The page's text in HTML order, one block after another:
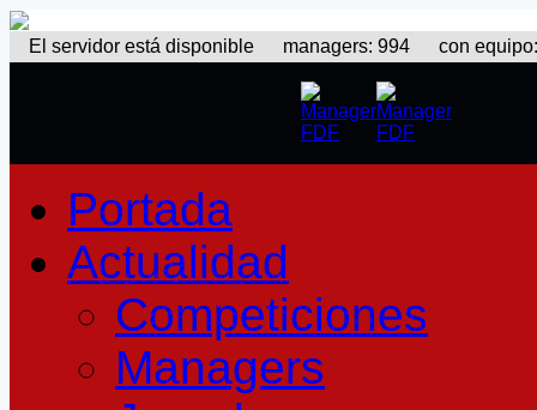
El servidor está disponible managers: 994 con
Portada
Actualidad
Competiciones
Managers